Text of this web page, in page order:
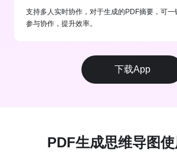
支持多人实时协作，对于生成的PDF摘要，可一
参与协作，提升效率。
下载App
PDF生成思维导图使